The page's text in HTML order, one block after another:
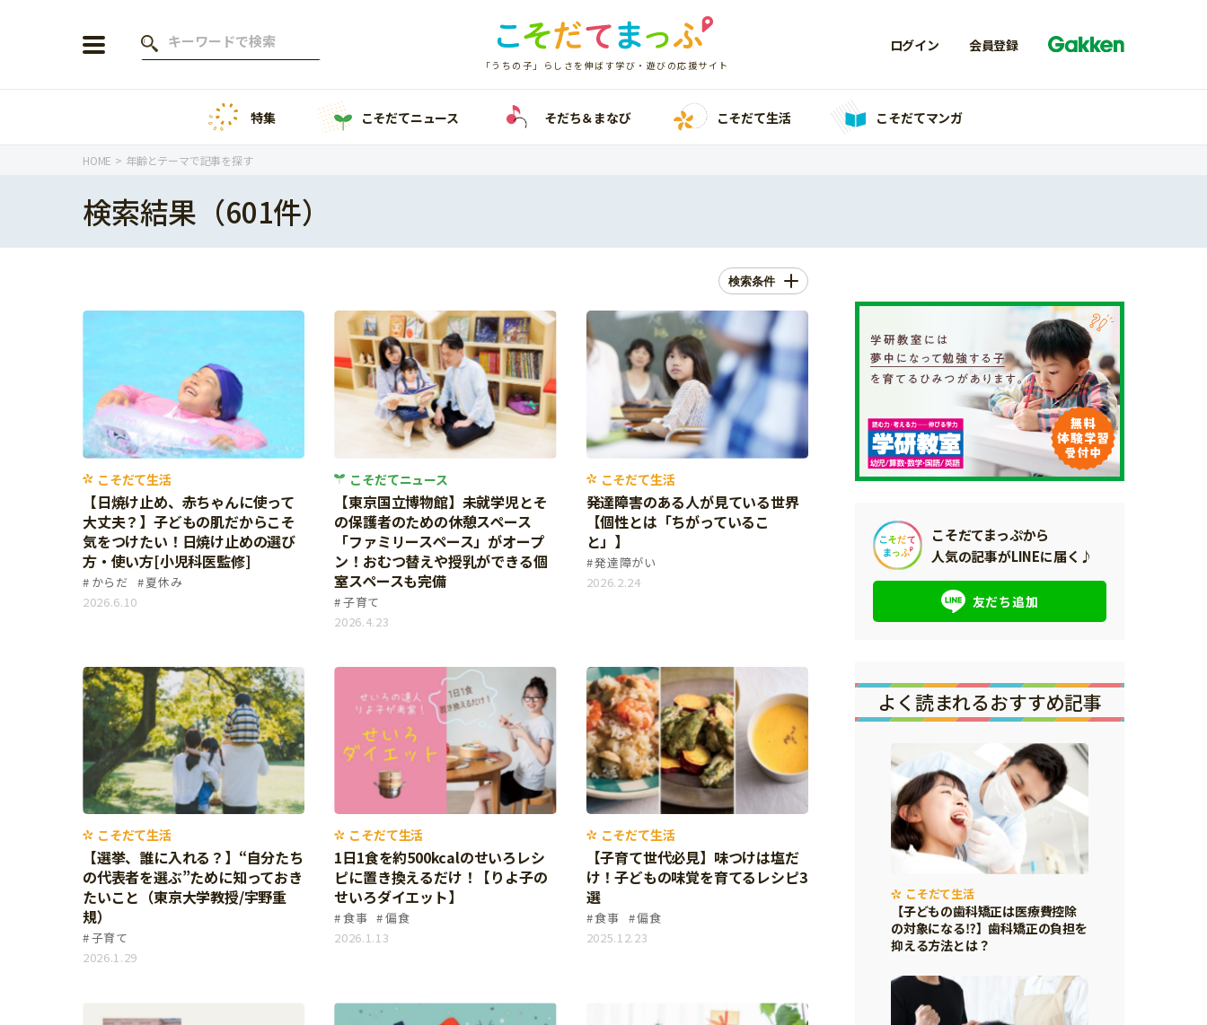
「うちの子」らしさを伸ばす学び・遊びの応援サイト
ログイン 会員登録
年齢から探す
小学1年生
小学2年生
小学3年生
小学4年生
小学5年生
小学6年生
イベント
ニュース
そだち＆まなび
ワーク・ドリル
幼稚園・保育園
小学校
科学・プログラミング
教育・学習
読書感想文
本・読書
運動・あそび・ゲーム
英語
習い事
知育
こそだて生活
住まい
ファッション・美容
行事・イベント
トラブル
人間関係
おでかけ
料理
マネー
こそだてマンガ
特集 こそだてニュース そだち＆まなび こそだて生活 こそだてマンガ
HOME 年齢とテーマで記事を探す
検索結果（601件）
検索条件
こそだて生活
【日焼け止め、赤ちゃんに使って
大丈夫？】子どもの肌だからこそ
気をつけたい！日焼け止めの選び
方・使い方[小児科医監修]
からだ
夏休み
2026.6.10
こそだてニュース
【東京国立博物館】未就学児とそ
の保護者のための休憩スペース
「ファミリースペース」がオープ
ン！おむつ替えや授乳ができる個
室スペースも完備
子育て
2026.4.23
こそだて生活
発達障害のある人が見ている世界
【個性とは「ちがっているこ
と」】
発達障がい
2026.2.24
こそだて生活
【選挙、誰に入れる？】“自分たち
の代表者を選ぶ”ために知っておき
たいこと（東京大学教授/宇野重
規）
子育て
2026.1.29
こそだて生活
1日1食を約500kcalのせいろレシ
ピに置き換えるだけ！【りよ子の
せいろダイエット】
食事
偏食
2026.1.13
こそだて生活
【子育て世代必見】味つけは塩だ
け！子どもの味覚を育てるレシピ3
選
食事
偏食
2025.12.23
こそだてまっぷから
人気の記事がLINEに届く♪
友だち追加
よく読まれるおすすめ記事
こそだて生活
【子どもの歯科矯正は医療費控除
の対象になる⁉】歯科矯正の負担を
抑える方法とは？